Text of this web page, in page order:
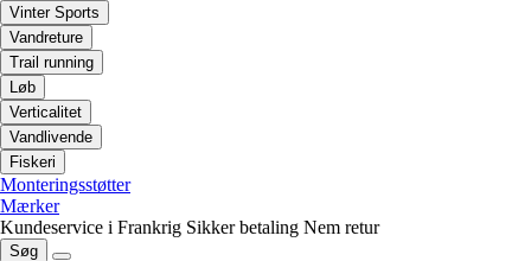
Vinter Sports
Vandreture
Trail running
Løb
Verticalitet
Vandlivende
Fiskeri
Monteringsstøtter
Mærker
Kundeservice i Frankrig Sikker betaling Nem retur
Søg